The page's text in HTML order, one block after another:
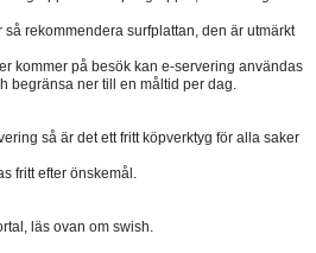
rekommendera surfplattan, den är utmärkt
kommer på besök kan e-servering användas
begränsa ner till en måltid per dag.
så är det ett fritt köpverktyg för alla saker
fritt efter önskemål.
läs ovan om swish.